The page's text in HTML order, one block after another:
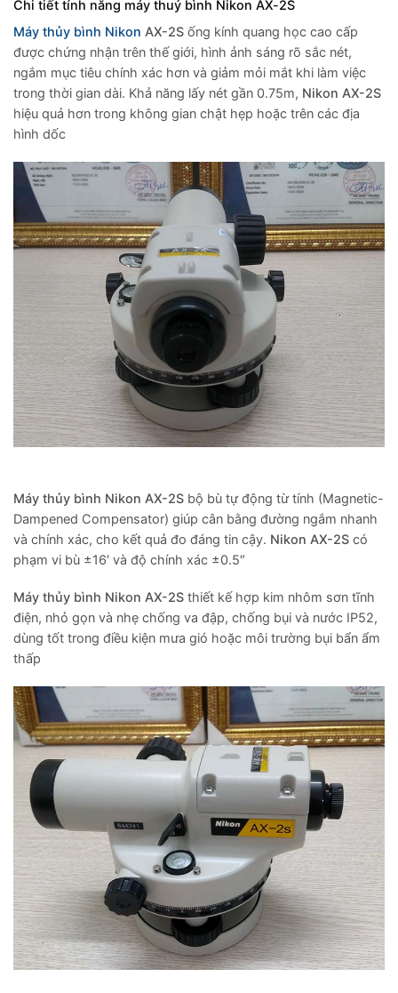
Chi tiết tính năng máy thuỷ bình Nikon AX-2S
Máy thủy bình Nikon AX-2S ống kính quang học cao cấp
được chứng nhận trên thế giới, hình ảnh sáng rõ sắc nét,
ngắm mục tiêu chính xác hơn và giảm mỏi mắt khi làm việc
trong thời gian dài. Khả năng lấy nét gần 0.75m, Nikon AX-2S
hiệu quả hơn trong không gian chật hẹp hoặc trên các địa
hình dốc
Máy thủy bình Nikon AX-2S bộ bù tự động từ tính (Magnetic-
Dampened Compensator) giúp cân bằng đường ngắm nhanh
và chính xác, cho kết quả đo đáng tin cậy. Nikon AX-2S có
phạm vi bù ±16′ và độ chính xác ±0.5″
Máy thủy bình Nikon AX-2S thiết kế hợp kim nhôm sơn tĩnh
điện, nhỏ gọn và nhẹ chống va đập, chống bụi và nước IP52,
dùng tốt trong điều kiện mưa gió hoặc môi trường bụi bẩn ẩm
thấp